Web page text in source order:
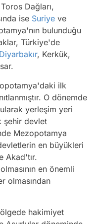
Dağları,
ise Suriye ve
bulunduğu
Türkiye'de
Diyarbakır, Kerkük,
ilk
O dönemde
yerleşim yeri
şehir devlet
Mezopotamya
en büyükleri
Akad'tır.
en önemli
olmasından
hakimiyet